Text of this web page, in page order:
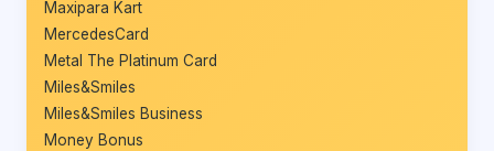
Maxipara Kart
MercedesCard
Metal The Platinum Card
Miles&Smiles
Miles&Smiles Business
Money Bonus